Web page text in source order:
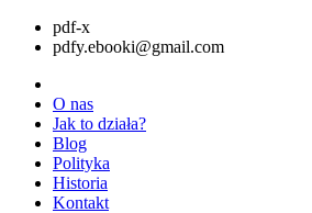
pdf-x
pdfy.ebooki@gmail.com
O nas
Jak to działa?
Blog
Polityka
Historia
Kontakt